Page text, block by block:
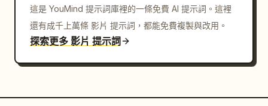
這是 YouMind 提示詞庫裡的一條免費 AI 提示詞。這裡
還有成千上萬條 影片 提示詞，都能免費複製與改用。
探索更多 影片 提示詞